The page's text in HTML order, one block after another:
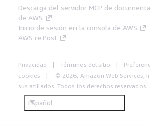
Descarga del servidor MCP de
de AWS
Inicio de sesión en la consola de AWS
AWS re:Post
Privacidad Términos del sitio
cookies
© 2026, Amazon Web Services,
sus afiliados. Todos los derechos reservados.
Español